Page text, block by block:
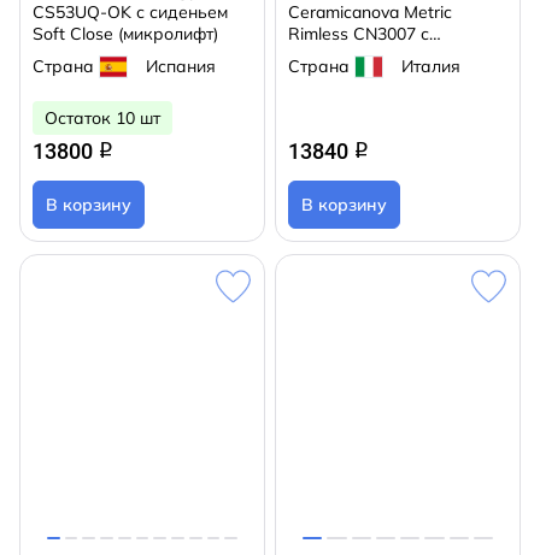
CS53UQ-OK с сиденьем
Soft Close (микролифт)
Страна
Испания
Остаток 10 шт
13800 q
В корзину
Ceramicanova Metric
Rimless CN3007 с
сиденьем быстросъемным
Soft Close (микролифт)
Страна Италия
13840 q
В корзину